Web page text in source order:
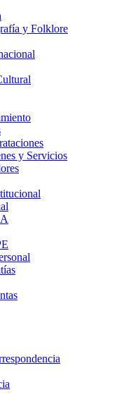
y Folklore
y Servicios